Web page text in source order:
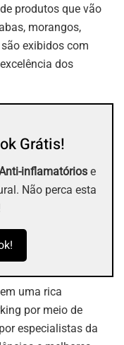
produtos que vão
morangos,
exibidos com
dos
Grátis!
inflamatórios e
Não perca esta
uma rica
por meio de
especialistas da